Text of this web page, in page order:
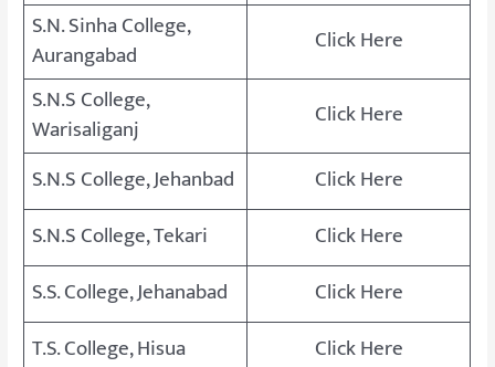
S.N. Sinha College,
Aurangabad
Click Here
S.N.S College,
Warisaliganj
Click Here
S.N.S College, Jehanbad
Click Here
S.N.S College, Tekari
Click Here
S.S. College, Jehanabad
Click Here
T.S. College, Hisua
Click Here